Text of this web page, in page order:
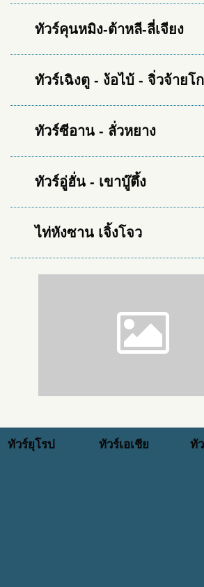
ทัวร์คุนหมิง-ต้าหลี-ลี่เจียง
ทัวร์เฉิงตู - ง้อไบ้ - จิ่วจ้ายโ
ทัวร์ซีอาน - ลั่วหยาง
ทัวร์อู่ฮั่น - เขาบู๊ตึ้ง
ไท่หังซาน เจิ้งโจว
ทัวร์ยุโรป ทัวร์เอเชีย ทั